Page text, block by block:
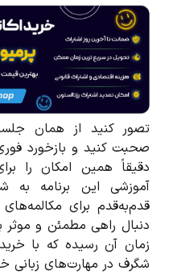
تصور کنید از همان
دقیقاً همین امکان را
آموزشی این برنامه
قدم‌به‌قدم برای
دنبال راهی مطمئن و موثر
شگرف در مهارت‌های زبانی